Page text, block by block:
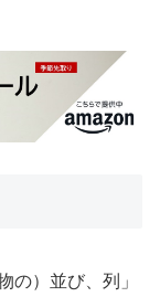
の）並び、列」